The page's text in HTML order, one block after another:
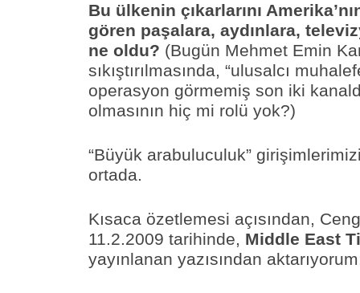
Bu ülkenin çıkarlarını
gören paşalara, aydınlara,
ne oldu? (Bugün Mehmet Emin
sıkıştırılmasında, “ulusalcı
operasyon görmemiş son iki
olmasının hiç mi rolü yok?)
“Büyük arabuluculuk”
ortada.
Kısaca özetlemesi açısından,
11.2.2009 tarihinde, Middle East
yayınlanan yazısından